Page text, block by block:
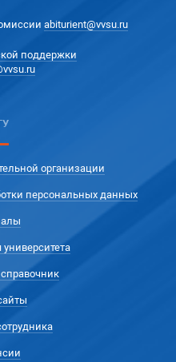
abiturient@vvsu.ru
поддержки
организации
персональных данных